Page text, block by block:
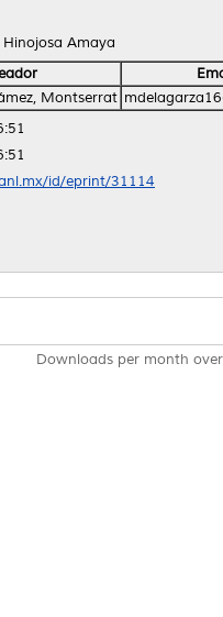
Hinojosa Amaya
Montserrat
id/eprint/31114
Downloads per month